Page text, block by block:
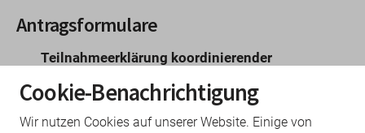
Antragsformulare
Teilnahmeerklärung koordinierender
Brustkrebs
Cookie-Benachrichtigung
Wir nutzen Cookies auf unserer Website. Einige von